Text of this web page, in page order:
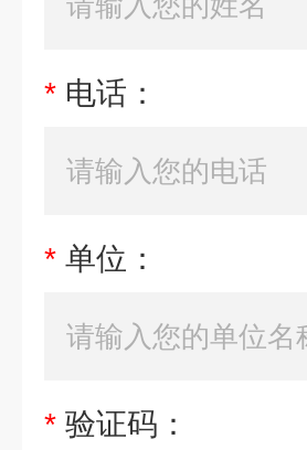
* 电话：
* 单位：
* 验证码：